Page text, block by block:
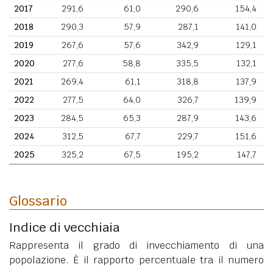
2017
291,6 61,0 290,6
154,4
2018
290,3 57,9 287,1
141,0
2019
267,6 57,6 342,9
129,1
2020
277,6 58,8 335,5
132,1
2021
269,4 61,1 318,8
137,9
2022
277,5 64,0 326,7
139,9
2023
284,5 65,3 287,9
143,6
2024
312,5 67,7 229,7
151,6
2025
325,2 67,5 195,2 147,7
Glossario
Indice di vecchiaia
Rappresenta il grado di invecchiamento di una
popolazione. È il rapporto percentuale tra il numero